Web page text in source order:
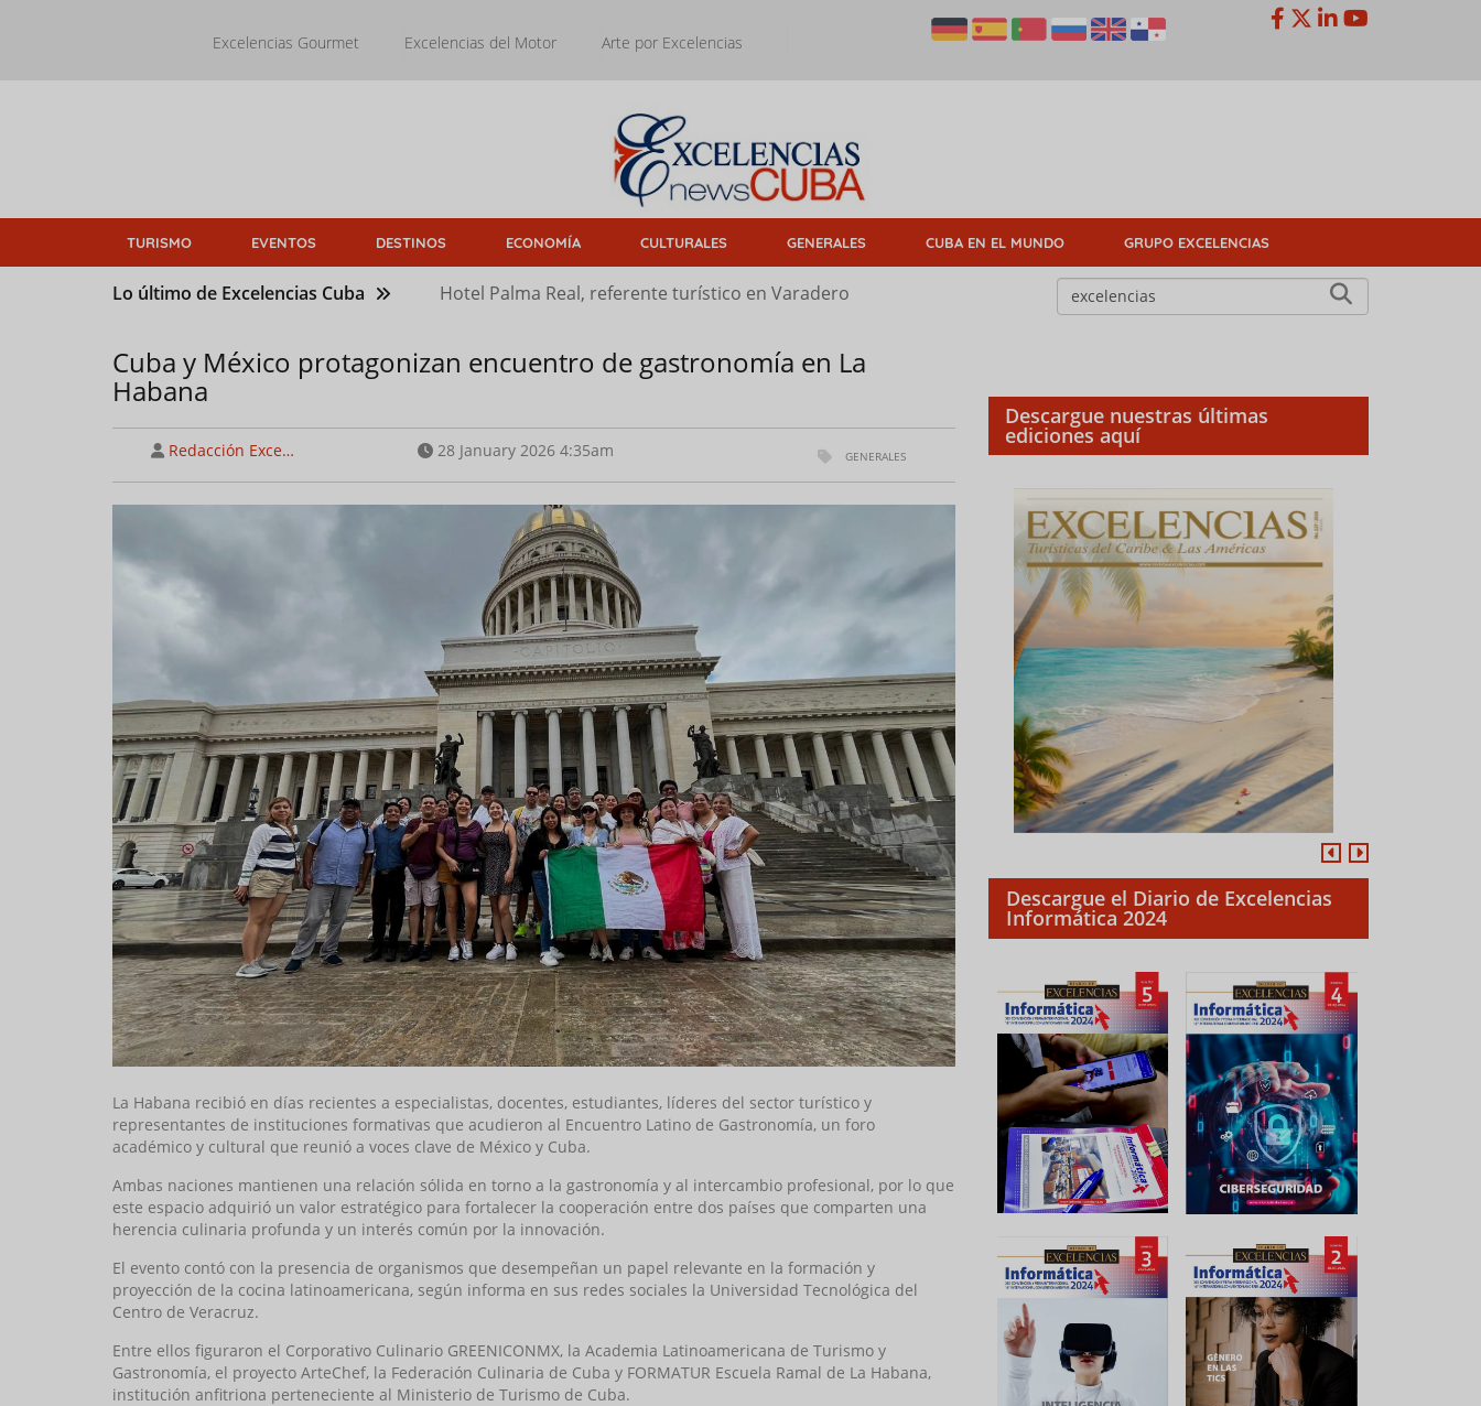
Excelencias Gourmet Excelencias del Motor Arte por Excelencias
TURISMO EVENTOS DESTINOS ECONOMÍA CULTURALES GENERALES CUBA EN EL MUNDO GRUPO EXCELENCIAS
Lo último de Excelencias Cuba Hotel Palma Real, referente turístico en Varadero
Cuba y México protagonizan encuentro de gastronomía en La
Habana
Redacción Exce… 28 January 2026 4:35am GENERALES
La Habana recibió en días recientes a especialistas, docentes, estudiantes, líderes del sector turístico y
representantes de instituciones formativas que acudieron al Encuentro Latino de Gastronomía, un foro
académico y cultural que reunió a voces clave de México y Cuba.
Ambas naciones mantienen una relación sólida en torno a la gastronomía y al intercambio profesional, por lo que
este espacio adquirió un valor estratégico para fortalecer la cooperación entre dos países que comparten una
herencia culinaria profunda y un interés común por la innovación.
El evento contó con la presencia de organismos que desempeñan un papel relevante en la formación y
proyección de la cocina latinoamericana, según informa en sus redes sociales la Universidad Tecnológica del
Centro de Veracruz.
Entre ellos figuraron el Corporativo Culinario GREENICONMX, la Academia Latinoamericana de Turismo y
Gastronomía, el proyecto ArteChef, la Federación Culinaria de Cuba y FORMATUR Escuela Ramal de La Habana,
institución anfitriona perteneciente al Ministerio de Turismo de Cuba.
Descargue nuestras últimas
ediciones aquí
Descargue el Diario de Excelencias
Informática 2024